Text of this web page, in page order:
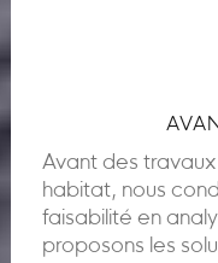
Avant des
habitat, nous
faisabilité en
proposons les